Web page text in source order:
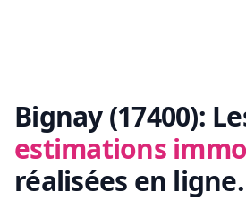
Bignay (17400):
estimations
réalisées en ligne.